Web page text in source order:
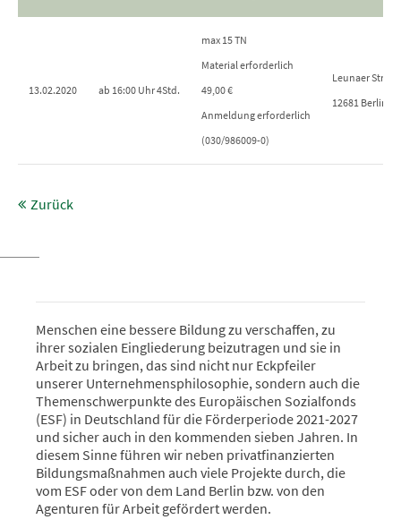
13.02.2020 ab 16:00 Uhr 4Std.
max 15 TN
Material erforderlich
49,00 €
Anmeldung erforderlich
(030/986009-0)
Leunaer
12681 Berlin
Zurück
Menschen eine bessere Bildung zu verschaffen, zu
ihrer sozialen Eingliederung beizutragen und sie in
Arbeit zu bringen, das sind nicht nur Eckpfeiler
unserer Unternehmensphilosophie, sondern auch die
Themenschwerpunkte des Europäischen Sozialfonds
(ESF) in Deutschland für die Förderperiode 2021-2027
und sicher auch in den kommenden sieben Jahren. In
diesem Sinne führen wir neben privatfinanzierten
Bildungsmaßnahmen auch viele Projekte durch, die
vom ESF oder von dem Land Berlin bzw. von den
Agenturen für Arbeit gefördert werden.